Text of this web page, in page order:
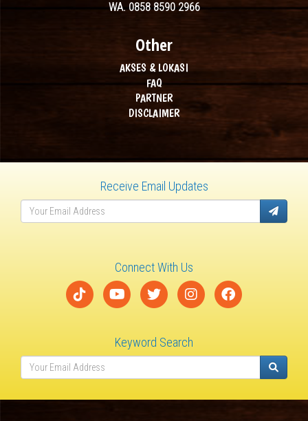
WA. 0858 8590 2966
Other
AKSES & LOKASI
FAQ
PARTNER
DISCLAIMER
Receive Email Updates
Connect With Us
Keyword Search